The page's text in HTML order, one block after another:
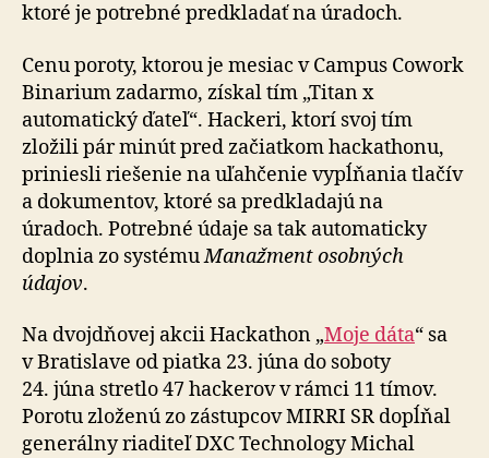
ktoré je potrebné predkladať na úradoch.
Cenu poroty, ktorou je mesiac v Campus Cowork
Binarium zadarmo, získal tím „Titan x
automatický ďateľ“. Hackeri, ktorí svoj tím
zložili pár minút pred začiatkom hackathonu,
priniesli riešenie na uľahčenie vypĺňania tlačív
a dokumentov, ktoré sa predkladajú na
úradoch. Potrebné údaje sa tak automaticky
doplnia zo systémuManažment osobných
údajov.
Na dvojdňovej akcii Hackathon „Moje dáta“ sa
v Bratislave od piatka 23. júna do soboty
24. júna stretlo 47 hackerov v rámci 11 tímov.
Porotu zloženú zo zástupcov MIRRI SR dopĺňal
generálny riaditeľ DXC Technology Michal